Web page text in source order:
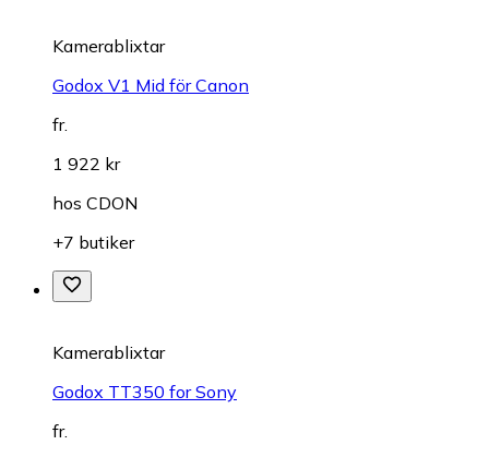
Kamerablixtar
Godox V1 Mid för Canon
fr.
1 922 kr
hos CDON
+7 butiker
Kamerablixtar
Godox TT350 for Sony
fr.